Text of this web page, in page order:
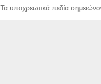
Τα υποχρεωτικά πεδία